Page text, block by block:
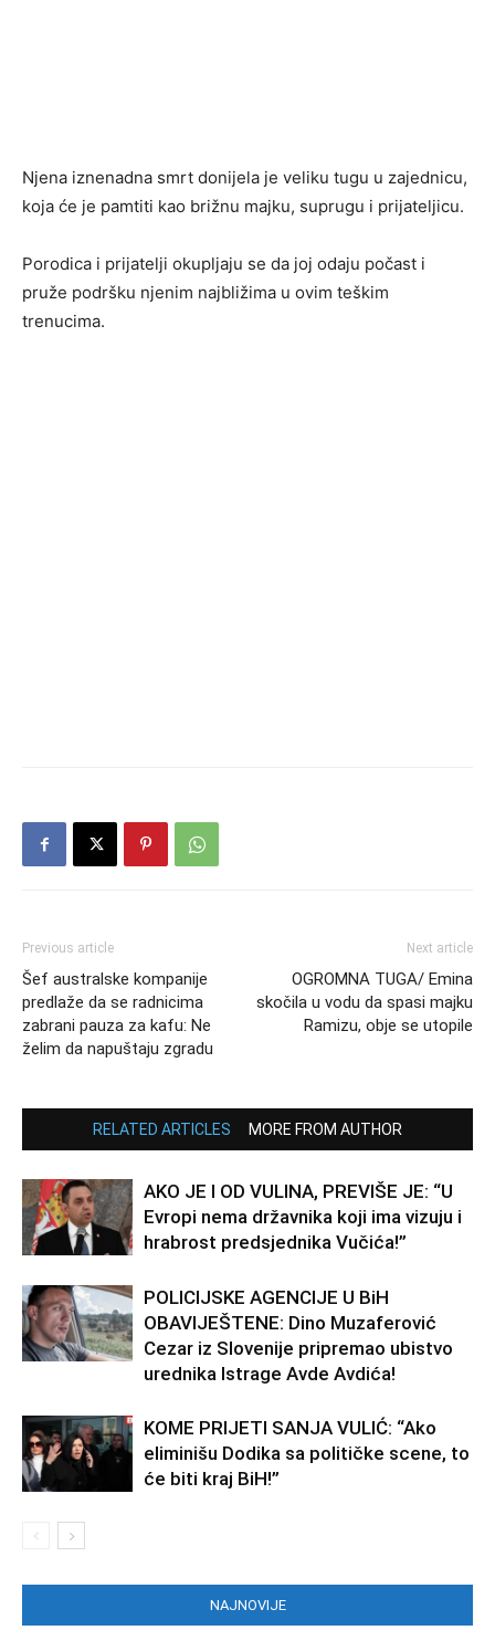
Njena iznenadna smrt donijela je veliku tugu u zajednicu,
koja će je pamtiti kao brižnu majku, suprugu i prijateljicu.
Porodica i prijatelji okupljaju se da joj odaju počast i
pruže podršku njenim najbližima u ovim teškim
trenucima.
Previous article
Šef australske kompanije
predlaže da se radnicima
zabrani pauza za kafu: Ne
želim da napuštaju zgradu
Next article
OGROMNA TUGA/ Emina
skočila u vodu da spasi majku
Ramizu, obje se utopile
RELATED ARTICLES MORE FROM AUTHOR
AKO JE I OD VULINA, PREVIŠE JE: “U
Evropi nema državnika koji ima vizuju i
hrabrost predsjednika Vučića!”
POLICIJSKE AGENCIJE U BiH
OBAVIJEŠTENE: Dino Muzaferović
Cezar iz Slovenije pripremao ubistvo
urednika Istrage Avde Avdića!
KOME PRIJETI SANJA VULIĆ: “Ako
eliminišu Dodika sa političke scene, to
će biti kraj BiH!”
NAJNOVIJE